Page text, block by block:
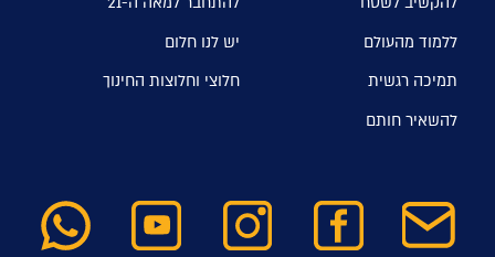
ללמוד מהעולם
יש לנו חלום
תמיכה רגשית
חלוצי וחלוצות החינוך
להשאיר חותם